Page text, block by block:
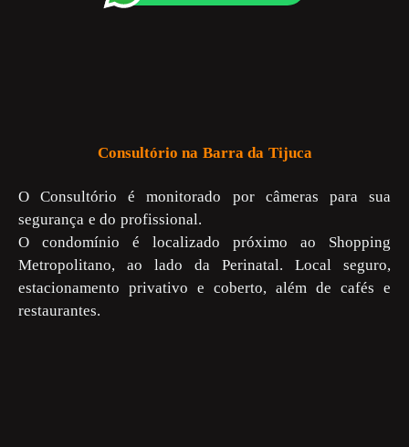
Consultório na Barra da Tijuca
O Consultório é monitorado por câmeras para sua
segurança e do profissional.
O condomínio é localizado próximo ao Shopping
Metropolitano, ao lado da Perinatal. Local seguro,
estacionamento privativo e coberto, além de cafés e
restaurantes.